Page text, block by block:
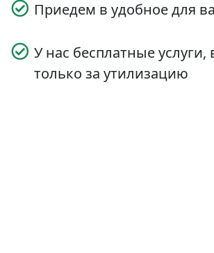
Приедем в удобное для
У нас бесплатные услуги,
только за утилизацию